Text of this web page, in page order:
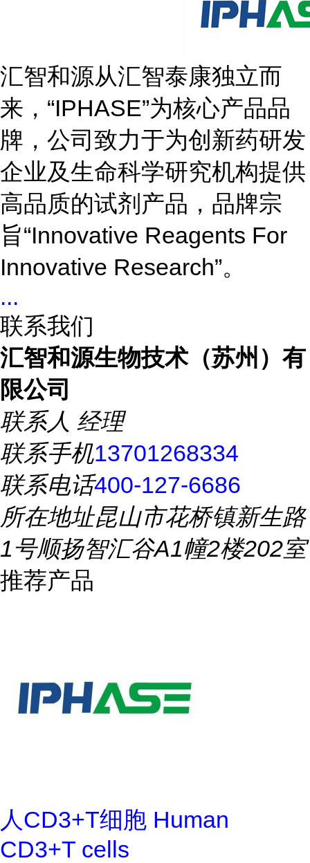
汇智和源从汇智泰康独立而
来，“IPHASE”为核心产品品
牌，公司致力于为创新药研发
企业及生命科学研究机构提供
高品质的试剂产品，品牌宗
旨“Innovative Reagents For
Innovative Research”。
...
联系我们
汇智和源生物技术（苏州）有
限公司
联系人 经理
联系手机13701268334
联系电话400-127-6686
所在地址昆山市花桥镇新生路
1号顺扬智汇谷A1幢2楼202室
推荐产品
人CD3+T细胞 Human
CD3+T cells